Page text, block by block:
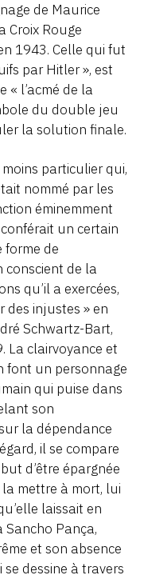
de Maurice
Croix Rouge
1943. Celle qui fut
par Hitler », est
« l’acmé de la
du double jeu
la solution finale.
particulier qui,
nommé par les
éminemment
un certain
de
conscient de la
qu’il a exercées,
des injustes » en
Schwartz-Bart,
La clairvoyance et
font un personnage
qui puise dans
son
la dépendance
il se compare
d’être épargnée
mettre à mort, lui
laissait en
Sancho Pança,
et son absence
dessine à travers